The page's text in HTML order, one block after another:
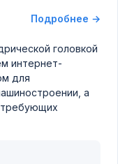
Подробнее →
головкой
интернет-
для
а
требующих